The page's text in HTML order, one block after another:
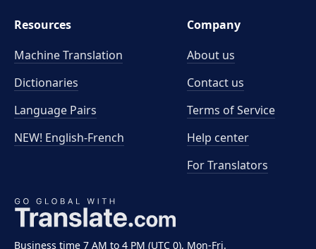
Business time 7 AM to 4 PM (UTC 0), Mon-Fri.
Resources
Machine Translation
Dictionaries
Language Pairs
NEW! English-French
Company
About us
Contact us
Terms of Service
Help center
For Translators